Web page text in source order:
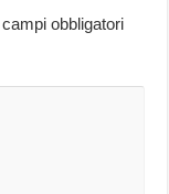
campi obbligatori